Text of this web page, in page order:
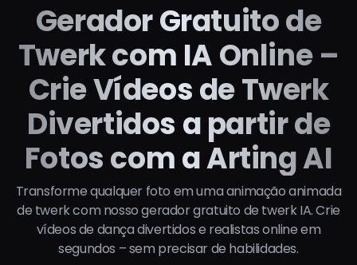
Gerador Gratuito de
Twerk com IA Online –
Crie Vídeos de Twerk
Divertidos a partir de
Fotos com a Arting AI
Transforme qualquer foto em uma animação animada
de twerk com nosso gerador gratuito de twerk IA. Crie
vídeos de dança divertidos e realistas online em
segundos – sem precisar de habilidades.